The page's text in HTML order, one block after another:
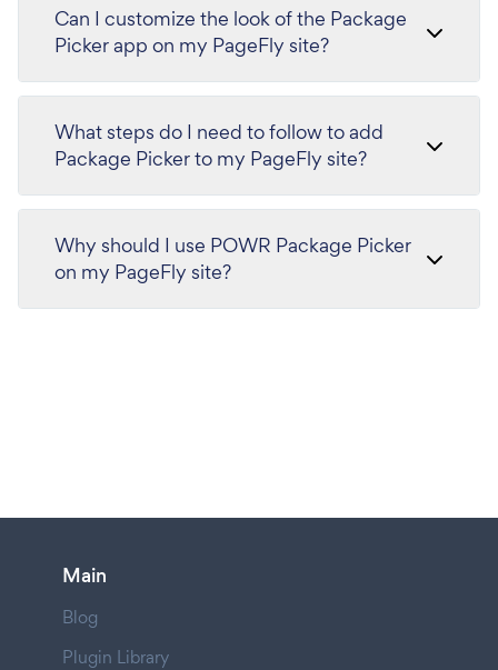
Can I customize the look of the Package
Picker app on my PageFly site?
What steps do I need to follow to add
Package Picker to my PageFly site?
Why should I use POWR Package Picker
on my PageFly site?
Main
Blog
Plugin Library